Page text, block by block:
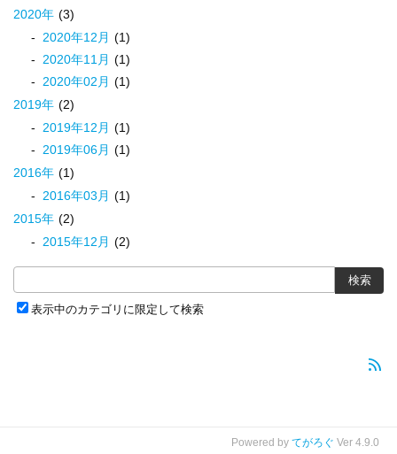
2020年 (3)
2020年12月 (1)
2020年11月 (1)
2020年02月 (1)
2019年 (2)
2019年12月 (1)
2019年06月 (1)
2016年 (1)
2016年03月 (1)
2015年 (2)
2015年12月 (2)
表示中のカテゴリに限定して検索
rss_feed
Powered by てがろぐ Ver 4.9.0